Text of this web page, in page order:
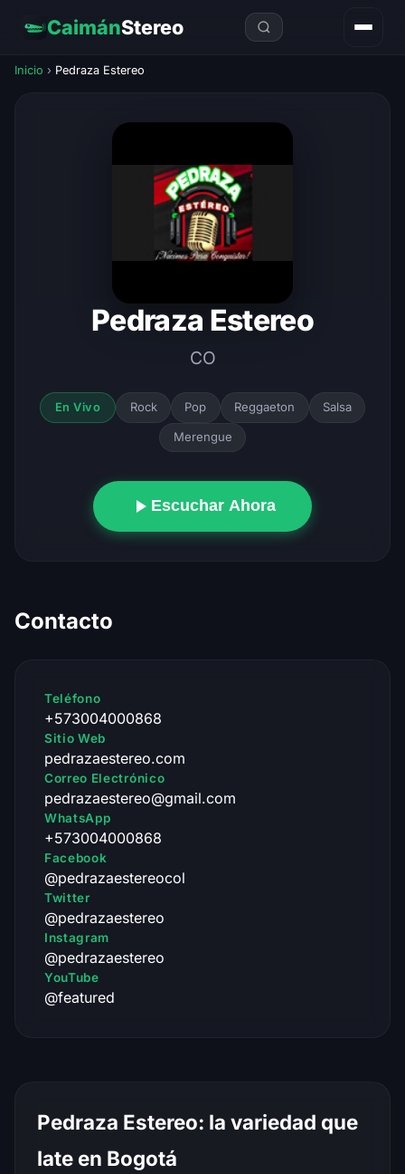
CaimánStereo
Inicio › Pedraza Estereo
Pedraza Estereo
CO
En Vivo Rock Pop Reggaeton Salsa
Merengue
Escuchar Ahora
Contacto
Teléfono
+573004000868
Sitio Web
pedrazaestereo.com
Correo Electrónico
pedrazaestereo@gmail.com
WhatsApp
+573004000868
Facebook
@pedrazaestereocol
Twitter
@pedrazaestereo
Instagram
@pedrazaestereo
YouTube
@featured
Pedraza Estereo: la variedad que
late en Bogotá